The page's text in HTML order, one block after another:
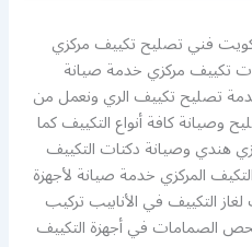
فني تصليح تكييف مركزي
تكييف مركزي خدمة صيانة
تصليح تكييف الري ونعمل من
وصيانة كافة أنواع التكييف كما
هندي وصيانة دكتات التكييف
المركزي خدمة صيانة لأجهزة
التكييف في الأنابيب تركيب
الصمامات في أجهزة التكييف